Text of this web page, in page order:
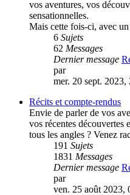
vos aventures, vos
sensationnelles.
Mais cette fois-ci, avec
6 Sujets
62 Messages
Dernier message
par
mer. 20 sept. 2023,
Récits et compte-rendus
Envie de parler de vos
vos récentes découvertes
tous les angles ? Venez
191 Sujets
1831 Messages
Dernier message
par
ven. 25 août 2023,